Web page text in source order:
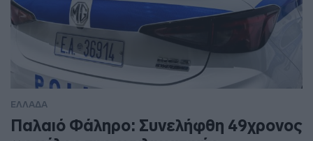
ΕΛΛΑΔΑ
Παλαιό Φάληρο: Συνελήφθη 49χρονος